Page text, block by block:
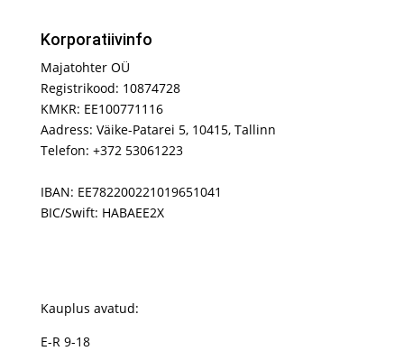
Korporatiivinfo
Majatohter OÜ
Registrikood: 10874728
KMKR: EE100771116
Aadress: Väike-Patarei 5, 10415, Tallinn
Telefon: +372 53061223
IBAN: EE782200221019651041
BIC/Swift: HABAEE2X
Kauplus avatud:
E-R 9-18